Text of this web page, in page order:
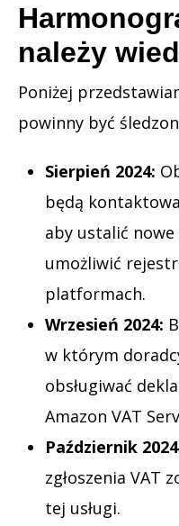
należy
Poniżej
powinny być
Sierpień 2024:
będą
aby ustalić
umożliwić
platformach.
Wrzesień 2024:
w którym
obsługiwać
Amazon VAT
Październik
zgłoszenia VAT
tej usługi.